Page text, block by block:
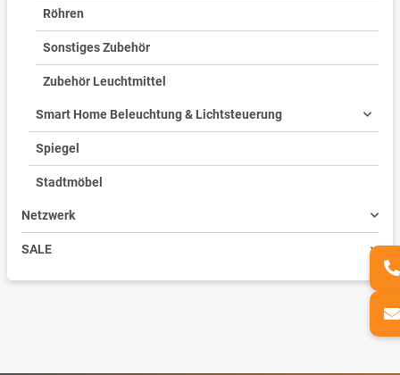
Röhren
Sonstiges Zubehör
Zubehör Leuchtmittel
Smart Home Beleuchtung & Lichtsteuerung
Spiegel
Stadtmöbel
Netzwerk
SALE